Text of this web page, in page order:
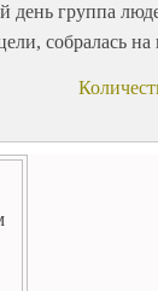
день группа
собралась
траурные